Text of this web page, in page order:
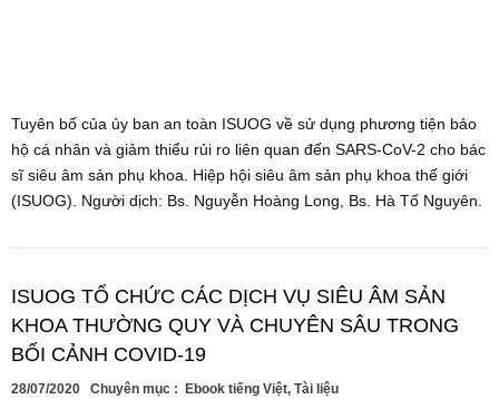
Tuyên bố của ủy ban an toàn ISUOG về sử dụng phương tiện bảo
hộ cá nhân và giảm thiểu rủi ro liên quan đến SARS-CoV-2 cho bác
sĩ siêu âm sản phụ khoa. Hiệp hội siêu âm sản phụ khoa thế giới
(ISUOG). Người dịch: Bs. Nguyễn Hoàng Long, Bs. Hà Tố Nguyên.
ISUOG TỔ CHỨC CÁC DỊCH VỤ SIÊU ÂM SẢN
KHOA THƯỜNG QUY VÀ CHUYÊN SÂU TRONG
BỐI CẢNH COVID-19
28/07/2020 Chuyên mục : Ebook tiếng Việt, Tài liệu